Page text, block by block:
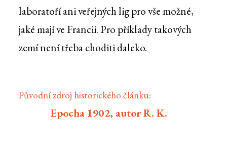
laboratoří ani veřejných lig pro vše možné,
jaké mají ve Francii. Pro příklady takových
zemí není třeba choditi daleko.
Původní zdroj historického článku:
Epocha 1902, autor R. K.